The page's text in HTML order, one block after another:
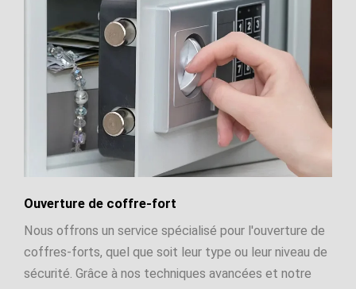
Ouverture de coffre-fort
Nous offrons un service spécialisé pour l'ouverture de
coffres-forts, quel que soit leur type ou leur niveau de
sécurité. Grâce à nos techniques avancées et notre